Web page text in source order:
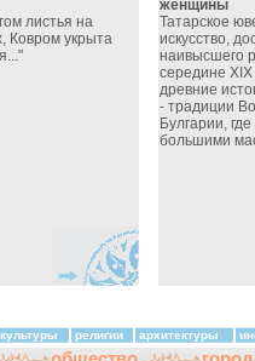
листья на
Ковром укрыта
женщины
Татарское
искусство,
наивысшего
середине
древние
- традиции
Булгарии,
большими
культуры религии архитектуры